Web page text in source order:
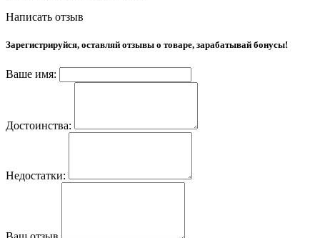
Написать отзыв
Зарегистрируйся, оставляй отзывы о товаре, зарабатывай бонусы!
Ваше имя:
Достоинства:
Недостатки: